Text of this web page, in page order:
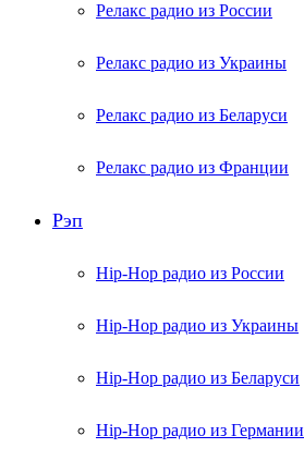
Релакс радио из России
Релакс радио из Украины
Релакс радио из Беларуси
Релакс радио из Франции
Рэп
Hip-Hop радио из России
Hip-Hop радио из Украины
Hip-Hop радио из Беларуси
Hip-Hop радио из Германии